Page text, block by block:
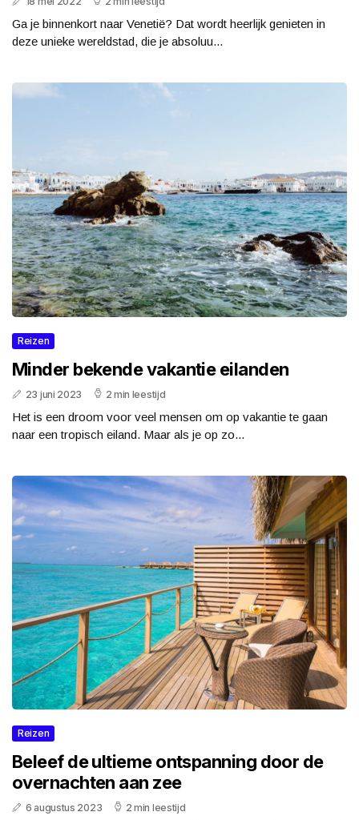
Ga je binnenkort naar Venetië? Dat wordt heerlijk genieten in
deze unieke wereldstad, die je absoluu...
Reizen
Minder bekende vakantie eilanden
23 juni 2023 2 min leestijd
Het is een droom voor veel mensen om op vakantie te gaan
naar een tropisch eiland. Maar als je op zo...
Reizen
Beleef de ultieme ontspanning door de
overnachten aan zee
6 augustus 2023 2 min leestijd